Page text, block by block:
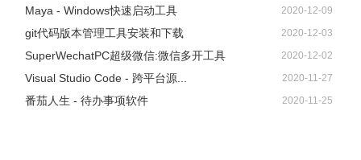
Maya - Windows快速启动工具 2020-12-09
git代码版本管理工具安装和下载 2020-12-03
SuperWechatPC超级微信:微信多开工具 2020-12-02
Visual Studio Code - 跨平台源... 2020-11-27
番茄人生 - 待办事项软件 2020-11-25